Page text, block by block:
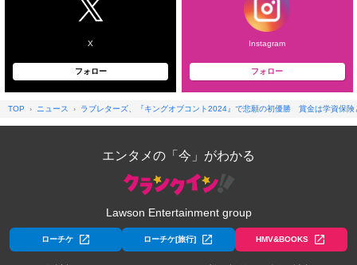
X
フォロー
Instagram
フォロー
TOP ニュース ラブレターズ、『キングオブコント2024』で悲願の初優勝 賞金は学資保険
エンタメの「今」がわかる
Lawson Entertainment group
ローチケ ローチケ[旅行] HMV&BOOKS